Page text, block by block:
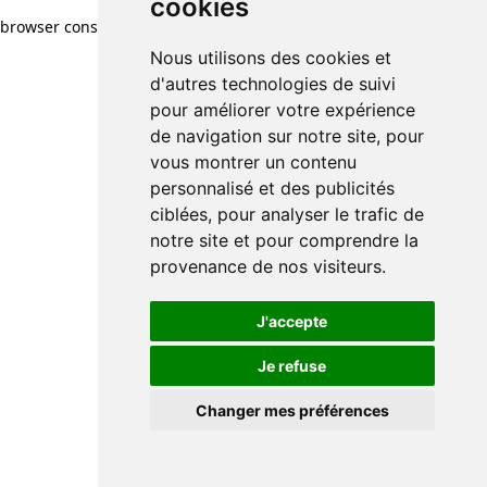
cookies
Nous utilisons des cookies et
d'autres technologies de suivi
pour améliorer votre expérience
de navigation sur notre site, pour
vous montrer un contenu
personnalisé et des publicités
ciblées, pour analyser le trafic de
notre site et pour comprendre la
provenance de nos visiteurs.
J'accepte
Je refuse
Changer mes préférences
cookies
Nous utilisons des cookies et
d'autres technologies de suivi
pour améliorer votre expérience
de navigation sur notre site, pour
vous montrer un contenu
personnalisé et des publicités
ciblées, pour analyser le trafic de
notre site et pour comprendre la
provenance de nos visiteurs.
J'accepte
Je refuse
Changer mes préférences
browser console for more information)